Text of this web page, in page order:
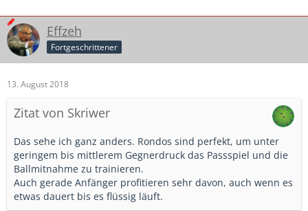
Effzeh
Fortgeschrittener
13. August 2018
Zitat von Skriwer
Das sehe ich ganz anders. Rondos sind perfekt, um unter
geringem bis mittlerem Gegnerdruck das Passspiel und die
Ballmitnahme zu trainieren.
Auch gerade Anfänger profitieren sehr davon, auch wenn es
etwas dauert bis es flüssig läuft.